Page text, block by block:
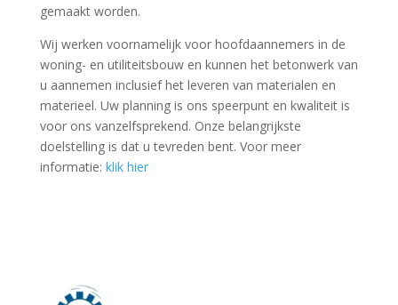
gemaakt worden.
Wij werken voornamelijk voor hoofdaannemers in de
woning- en utiliteitsbouw en kunnen het betonwerk van
u aannemen inclusief het leveren van materialen en
materieel. Uw planning is ons speerpunt en kwaliteit is
voor ons vanzelfsprekend. Onze belangrijkste
doelstelling is dat u tevreden bent. Voor meer
informatie: klik hier